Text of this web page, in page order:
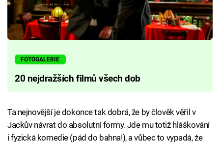
FOTOGALERIE
20 nejdražších filmů všech dob
Ta nejnovější je dokonce tak dobrá, že by člověk věřil v
Jackův návrat do absolutní formy. Jde mu totiž hláškování
i fyzická komedie (pád do bahna!), a vůbec to vypadá, že